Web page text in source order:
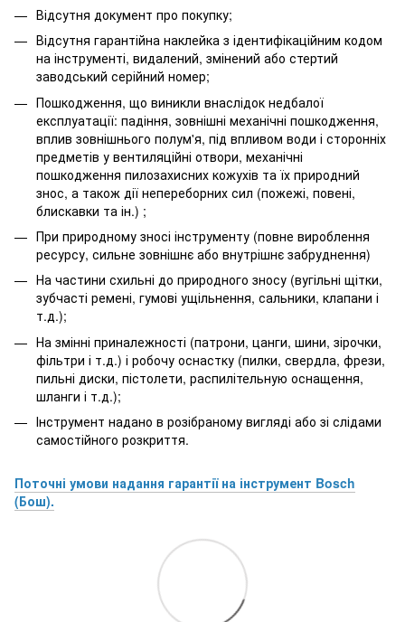
Відсутня документ про покупку;
Відсутня гарантійна наклейка з ідентифікаційним кодом
на інструменті, видалений, змінений або стертий
заводський серійний номер;
Пошкодження, що виникли внаслідок недбалої
експлуатації: падіння, зовнішні механічні пошкодження,
вплив зовнішнього полум'я, під впливом води і сторонніх
предметів у вентиляційні отвори, механічні
пошкодження пилозахисних кожухів та їх природний
знос, а також дії непереборних сил (пожежі, повені,
блискавки та ін.) ;
При природному зносі інструменту (повне вироблення
ресурсу, сильне зовнішнє або внутрішнє забруднення)
На частини схильні до природного зносу (вугільні щітки,
зубчасті ремені, гумові ущільнення, сальники, клапани і
т.д.);
На змінні приналежності (патрони, цанги, шини, зірочки,
фільтри і т.д.) і робочу оснастку (пилки, свердла, фрези,
пильні диски, пістолети, распилітельную оснащення,
шланги і т.д.);
Інструмент надано в розібраному вигляді або зі слідами
самостійного розкриття.
Поточні умови надання гарантії на інструмент Bosch
(Бош).